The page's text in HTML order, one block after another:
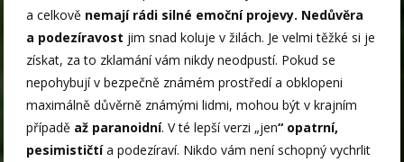
a celkově nemají rádi silné emoční projevy. Nedůvěra
a podezíravost jim snad koluje v žilách. Je velmi těžké si je
získat, za to zklamání vám nikdy neodpustí. Pokud se
nepohybují v bezpečně známém prostředí a obklopeni
maximálně důvěrně známými lidmi, mohou být v krajním
případě až paranoidní. V té lepší verzi „jen“ opatrní,
pesimističtía podezíraví. Nikdo vám není schopný vychrlit